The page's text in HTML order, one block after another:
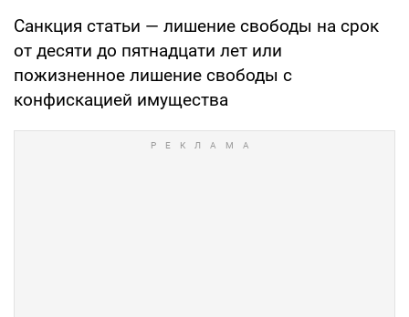
Санкция статьи — лишение свободы на срок
от десяти до пятнадцати лет или
пожизненное лишение свободы с
конфискацией имущества